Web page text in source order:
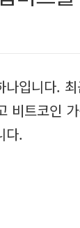
입니다.
비트코인
다.